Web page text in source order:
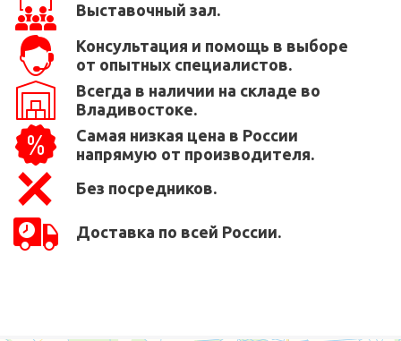
Выставочный зал.
Консультация и помощь в выборе
от опытных специалистов.
Всегда в наличии на складе во
Владивостоке.
Самая низкая цена в России
напрямую от производителя.
Без посредников.
Доставка по всей России.